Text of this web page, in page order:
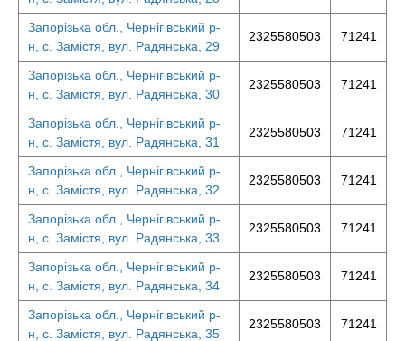
Запорізька обл., Чернігівський р-
н, с. Замістя, вул. Радянська, 29
2325580503 71241
Запорізька обл., Чернігівський р-
н, с. Замістя, вул. Радянська, 30
2325580503 71241
Запорізька обл., Чернігівський р-
н, с. Замістя, вул. Радянська, 31
2325580503 71241
Запорізька обл., Чернігівський р-
н, с. Замістя, вул. Радянська, 32
2325580503 71241
Запорізька обл., Чернігівський р-
н, с. Замістя, вул. Радянська, 33
2325580503 71241
Запорізька обл., Чернігівський р-
н, с. Замістя, вул. Радянська, 34
2325580503 71241
Запорізька обл., Чернігівський р-
н, с. Замістя, вул. Радянська, 35
2325580503 71241